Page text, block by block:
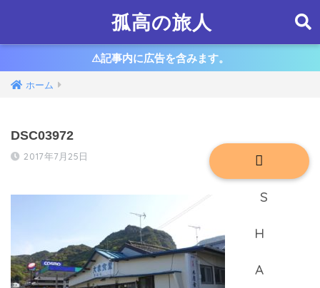
孤高の旅人
⚠︎記事内に広告を含みます。
ホーム
DSC03972
2017年7月25日